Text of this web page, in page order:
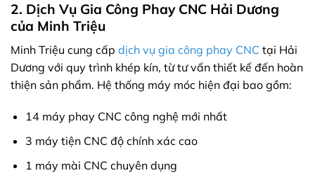
2. Dịch Vụ Gia Công Phay CNC Hải Dương
của Minh Triệu
Minh Triệu cung cấp dịch vụ gia công phay CNC tại Hải
Dương với quy trình khép kín, từ tư vấn thiết kế đến hoàn
thiện sản phẩm. Hệ thống máy móc hiện đại bao gồm:
14 máy phay CNC công nghệ mới nhất
3 máy tiện CNC độ chính xác cao
1 máy mài CNC chuyên dụng